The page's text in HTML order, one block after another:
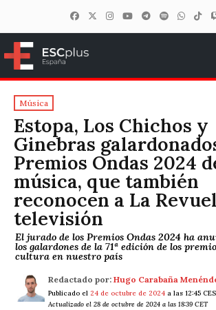
ESCplus España
Música
Estopa, Los Chichos y
Ginebras
Premios Ondas 2024
música, que también
reconocen a La
televisión
El jurado de los Premios Ondas 2024 ha
los galardones de la 71ª edición de los
cultura en nuestro país
Redactado por: Hugo Carabaña
Publicado el 24 de octubre de 2024 a las 12:45
Actualizado el 28 de octubre de 2024 a las 18:39 CET